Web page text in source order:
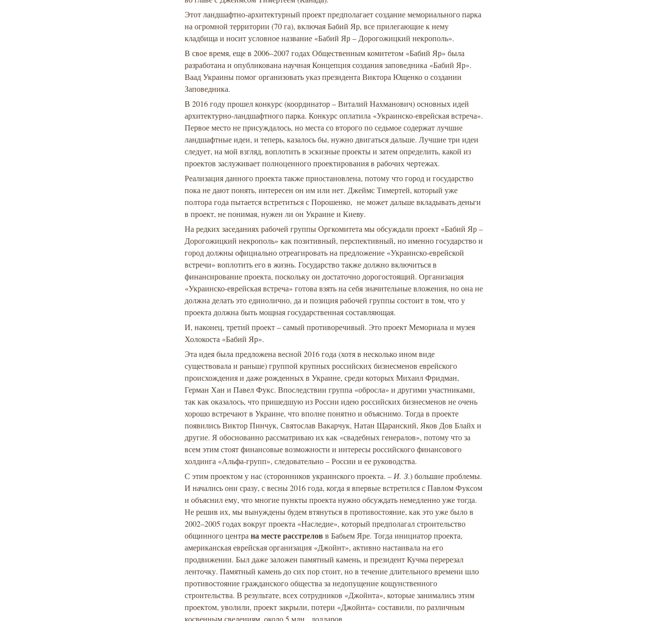
Этот ландшафтно-архитектурный проект предполагает создание мемориального парка
на огромной территории (70 га), включая Бабий Яр, все прилегающие к нему
кладбища и носит условное название «Бабий Яр – Дорогожицкий некрополь».
В свое время, еще в 2006–2007 годах Общественным комитетом «Бабий Яр» была
разработана и опубликована научная Концепция создания заповедника «Бабий Яр».
Ваад Украины помог организовать указ президента Виктора Ющенко о создании
Заповедника.
В 2016 году прошел конкурс (координатор – Виталий Нахманович) основных идей
архитектурно-ландшафтного парка. Конкурс оплатила «Украинско-еврейская встреча».
Первое место не присуждалось, но места со второго по седьмое содержат лучшие
ландшафтные идеи, и теперь, казалось бы, нужно двигаться дальше. Лучшие три идеи
следует, на мой взгляд, воплотить в эскизные проекты и затем определить, какой из
проектов заслуживает полноценного проектирования в рабочих чертежах.
Реализация данного проекта также приостановлена, потому что город и государство
пока не дают понять, интересен он им или нет. Джеймс Тимертей, который уже
полтора года пытается встретиться с Порошенко, не может дальше вкладывать деньги
в проект, не понимая, нужен ли он Украине и Киеву.
На редких заседаниях рабочей группы Оргкомитета мы обсуждали проект «Бабий Яр –
Дорогожицкий некрополь» как позитивный, перспективный, но именно государство и
город должны официально отреагировать на предложение «Украинско-еврейской
встречи» воплотить его в жизнь. Государство также должно включиться в
финансирование проекта, поскольку он достаточно дорогостоящий. Организация
«Украинско-еврейская встреча» готова взять на себя значительные вложения, но она не
должна делать это единолично, да и позиция рабочей группы состоит в том, что у
проекта должна быть мощная государственная составляющая.
И, наконец, третий проект – самый противоречивый. Это проект Мемориала и музея
Холокоста «Бабий Яр».
Эта идея была предложена весной 2016 года (хотя в несколько ином виде
существовала и раньше) группой крупных российских бизнесменов еврейского
происхождения и даже рожденных в Украине, среди которых Михаил Фридман,
Герман Хан и Павел Фукс. Впоследствии группа «обросла» и другими участниками,
так как оказалось, что пришедшую из России идею российских бизнесменов не очень
хорошо встречают в Украине, что вполне понятно и объяснимо. Тогда в проекте
появились Виктор Пинчук, Святослав Вакарчук, Натан Щаранский, Яков Дов Блайх и
другие. Я обоснованно рассматриваю их как «свадебных генералов», потому что за
всем этим стоят финансовые возможности и интересы российского финансового
холдинга «Альфа-групп», следовательно – России и ее руководства.
С этим проектом у нас (сторонников украинского проекта. – И. З.) большие проблемы.
И начались они сразу, с весны 2016 года, когда я впервые встретился с Павлом Фуксом
и объяснил ему, что многие пункты проекта нужно обсуждать немедленно уже тогда.
Не решив их, мы вынуждены будем втянуться в противостояние, как это уже было в
2002–2005 годах вокруг проекта «Наследие», который предполагал строительство
общинного центрана месте расстрелов в Бабьем Яре. Тогда инициатор проекта,
американская еврейская организация «Джойнт», активно настаивала на его
продвижении. Был даже заложен памятный камень, и президент Кучма перерезал
ленточку. Памятный камень до сих пор стоит, но в течение длительного времени шло
противостояние гражданского общества за недопущение кощунственного
строительства. В результате, всех сотрудников «Джойнта», которые занимались этим
проектом, уволили, проект закрыли, потери «Джойнта» составили, по различным
косвенным сведениям, около 5 млн. долларов.